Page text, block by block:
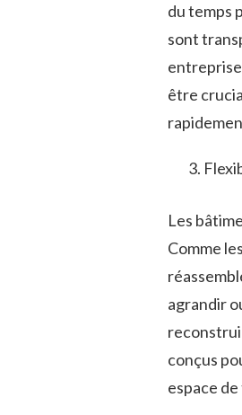
du temps
sont
être
Les
Comme
agrandir
conçus
espace